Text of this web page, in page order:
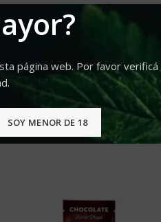
página web. Por favor verificá
SOY MENOR DE 18
Categorías: Fertilizantes
Grow